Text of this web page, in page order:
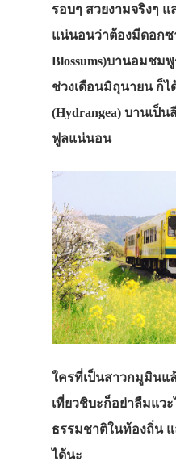
รอบๆ สวยงามจริงๆ
แน่นอนว่าต้องมีดอกซ
Blossums)บานอมชมพู
ช่วงเดือนมิถุนายน ก็ไ
(Hydrangea) บานเป็น
ฟูลแน่นอน
ใครที่เป็นสาวกมูมินแ
เที่ยวชิบะก็อย่าลืมแว
ธรรมชาติในท้องถิ่น
ได้นะ